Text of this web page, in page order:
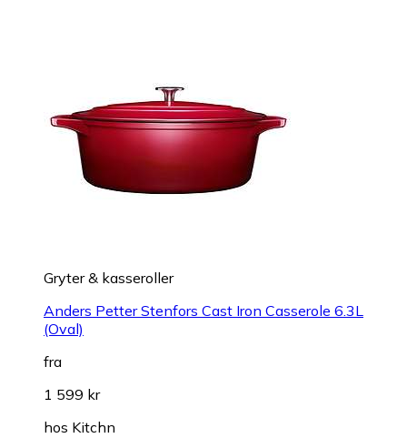
Gryter & kasseroller
Anders Petter Stenfors Cast Iron Casserole 6.3L
(Oval)
fra
1 599 kr
hos Kitchn